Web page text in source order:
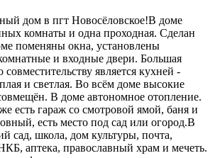
дом в пгт Новосёловское!В доме
комнаты и одна проходная. Сделан
поменяны окна, установлены
и входные двери. Большая
совместительству является кухней -
и светлая. Во всём доме высокие
В доме автономное отопление.
есть гараж со смотровой ямой, баня и
есть место под сад или огород.В
сад, школа, дом культуры, почта,
аптека, православный храм и мечеть.